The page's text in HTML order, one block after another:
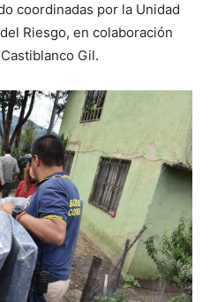
coordinadas por la Unidad
Riesgo, en colaboración
Gil.